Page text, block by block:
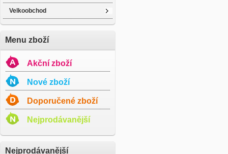
Velkoobchod
Menu zboží
Akční zboží
Nové zboží
Doporučené zboží
Nejprodávanější
Nejprodávanější